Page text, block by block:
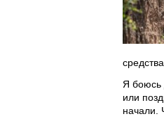
Я боюсь
или
начали.